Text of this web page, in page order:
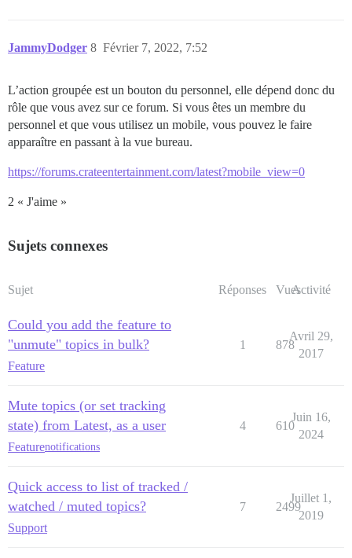
JammyDodger Février 7, 2022, 7:52
8
L’action groupée est un bouton du personnel, elle dépend donc du
rôle que vous avez sur ce forum. Si vous êtes un membre du
personnel et que vous utilisez un mobile, vous pouvez le faire
apparaître en passant à la vue bureau.
https://forums.crateentertainment.com/latest?mobile_view=0
2 « J'aime »
Sujets connexes
Sujet Réponses VuesActivité
Could you add the feature to
"unmute" topics in bulk?
Feature
1 878
Avril 29,
2017
Mute topics (or set tracking
state) from Latest, as a user
Featurenotifications
4 610
Juin 16,
2024
Quick access to list of tracked /
watched / muted topics?
Support
7 2499
Juillet 1,
2019